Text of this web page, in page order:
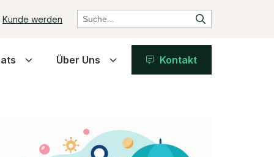
Kunde werden
Über Uns Kontakt